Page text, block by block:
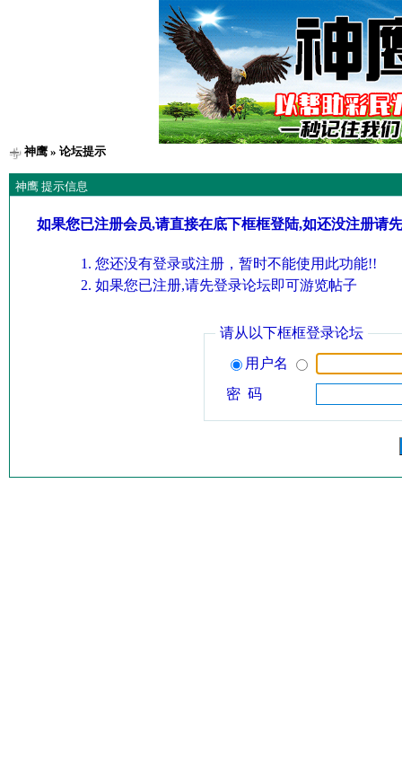
神鹰» 论坛提示
神鹰 提示信息
如果您已注册会员,请直接在底下框框登陆,如还没注册请
您还没有登录或注册，暂时不能使用此功能!!
如果您已注册,请先登录论坛即可游览帖子
请从以下框框登录论坛
用户名
密 码